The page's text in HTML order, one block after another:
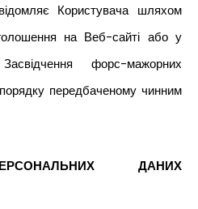
Користувача шляхом
на Веб-сайті або у
форс-мажорних
передбаченому чинним
ДАНИХ